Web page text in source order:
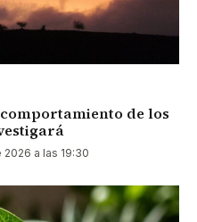
de los
a las 19:30